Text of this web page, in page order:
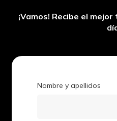
¡Vamos! Recibe el
Nombre y apellidos